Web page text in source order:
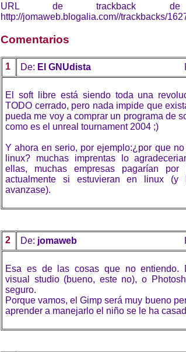
URL de trackback
http://jomaweb.blogalia.com//trackbacks/
Comentarios
1 De: El GNUdista
El soft libre está siendo toda una
TODO cerrado, pero nada impide que
pueda me voy a comprar un programa de
como es el unreal tournament 2004 ;)
Y ahora en serio, por ejemplo:¿por que
linux? muchas imprentas lo
ellas, muchas empresas pagarían por
actualmente si estuvieran en linux
avanzase).
2 De: jomaweb
Esa es de las cosas que no entiendo.
visual studio (bueno, este no), o
seguro.
Porque vamos, el Gimp será muy bueno
aprender a manejarlo el niño se le ha